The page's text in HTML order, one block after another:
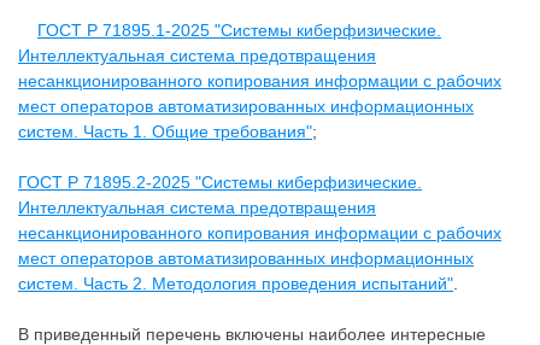
ГОСТ Р 71895.1-2025 "Системы киберфизические.
Интеллектуальная система предотвращения
несанкционированного копирования информации с рабочих
мест операторов автоматизированных информационных
систем. Часть 1. Общие требования";
ГОСТ Р 71895.2-2025 "Системы киберфизические.
Интеллектуальная система предотвращения
несанкционированного копирования информации с рабочих
мест операторов автоматизированных информационных
систем. Часть 2. Методология проведения испытаний"
В приведенный перечень включены наиболее интересные